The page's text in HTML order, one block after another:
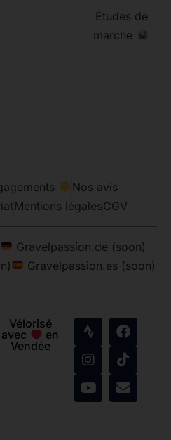
Études de
marché
Nos avis
Mentions légalesCGV
Gravelpassion.de (soon)
Gravelpassion.es (soon)
Vélorisé
avec
en
Vendée